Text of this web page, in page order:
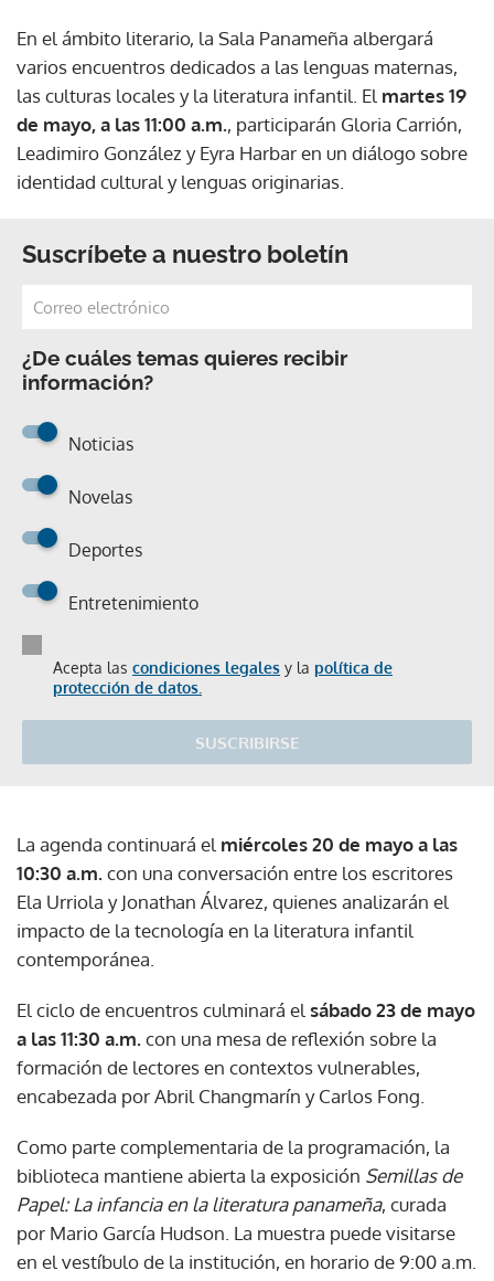
En el ámbito literario, la Sala Panameña albergará
varios encuentros dedicados a las lenguas maternas,
las culturas locales y la literatura infantil. El martes 19
de mayo, a las 11:00 a.m., participarán Gloria Carrión,
Leadimiro González y Eyra Harbar en un diálogo sobre
identidad cultural y lenguas originarias.
Suscríbete a nuestro boletín
¿De cuáles temas quieres recibir
información?
Noticias
Novelas
Deportes
Entretenimiento
Acepta las condiciones legales y la política de
protección de datos.
SUSCRIBIRSE
La agenda continuará el miércoles 20 de mayo a las
10:30 a.m.con una conversación entre los escritores
Ela Urriola y Jonathan Álvarez, quienes analizarán el
impacto de la tecnología en la literatura infantil
contemporánea.
El ciclo de encuentros culminará el sábado 23 de mayo
a las 11:30 a.m.con una mesa de reflexión sobre la
formación de lectores en contextos vulnerables,
encabezada por Abril Changmarín y Carlos Fong.
Como parte complementaria de la programación, la
biblioteca mantiene abierta la exposición Semillas de
Papel: La infancia en la literatura panameña, curada
por Mario García Hudson. La muestra puede visitarse
en el vestíbulo de la institución, en horario de 9:00 a.m.